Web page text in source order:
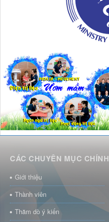
CÁC CHUYÊN MỤC CHÍNH
Giới thiệu
Thành viên
Thăm dò ý kiến